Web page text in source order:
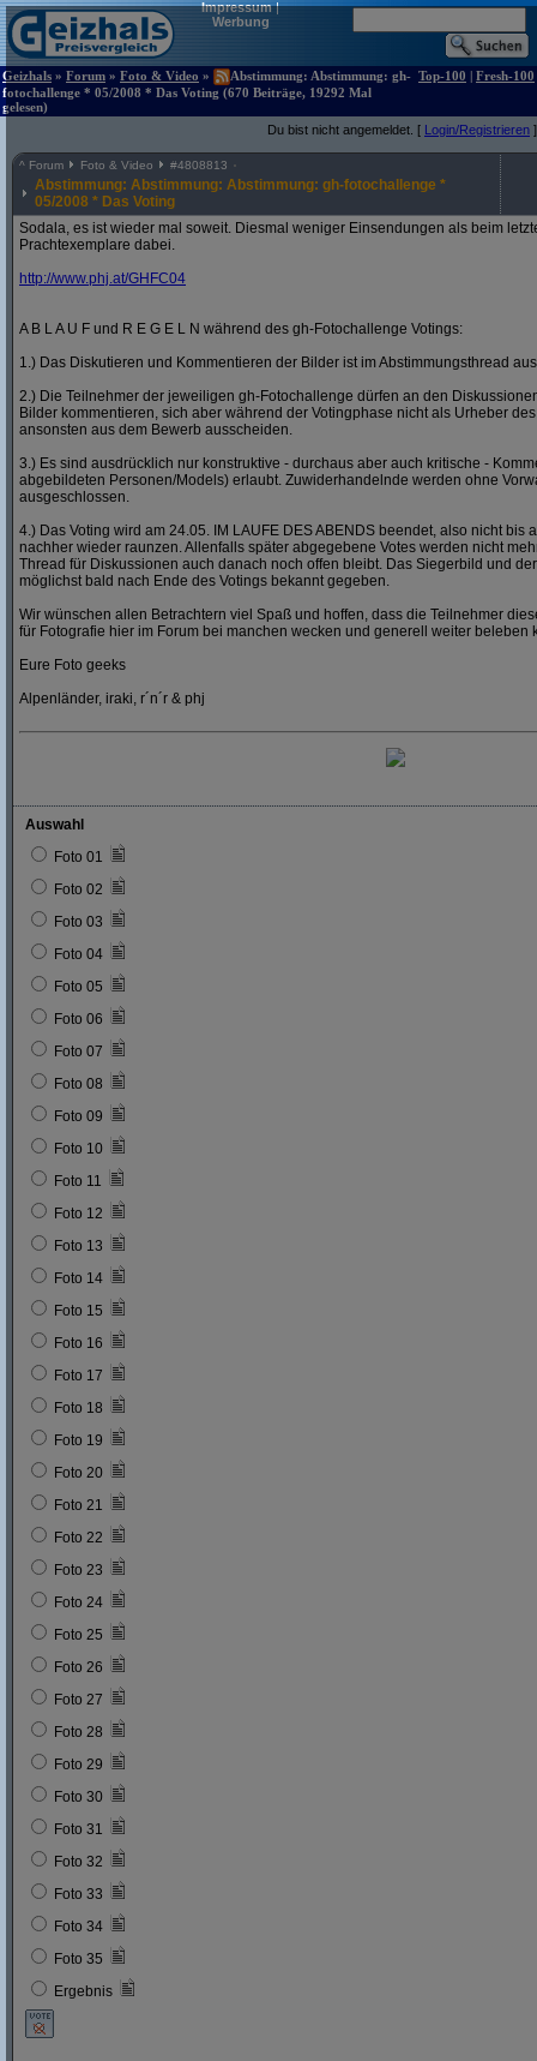
Impressum|
Werbung
Geizhals » Forum » Foto & Video »
Abstimmung: Abstimmung: gh-
fotochallenge * 05/2008 * Das Voting (670 Beiträge, 19292 Mal
gelesen)
Top-100 | Fresh-100
Du bist nicht angemeldet. [ Login/Registrieren ]
^ Forum Foto & Video #4808813
Abstimmung: Abstimmung: Abstimmung: gh-fotochallenge *
05/2008 * Das Voting
Sodala, es ist wieder mal soweit. Diesmal weniger Einsendungen als beim
Prachtexemplare dabei.
http://www.phj.at/GHFC04
A B L A U F und R E G E L N während des gh-Fotochallenge Votings:
1.) Das Diskutieren und Kommentieren der Bilder ist im Abstimmungsthread
2.) Die Teilnehmer der jeweiligen gh-Fotochallenge dürfen an den
Bilder kommentieren, sich aber während der Votingphase nicht als Urheber
ansonsten aus dem Bewerb ausscheiden.
3.) Es sind ausdrücklich nur konstruktive - durchaus aber auch kritische -
abgebildeten Personen/Models) erlaubt. Zuwiderhandelnde werden ohne
ausgeschlossen.
4.) Das Voting wird am 24.05. IM LAUFE DES ABENDS beendet, also nicht bis
nachher wieder raunzen. Allenfalls später abgegebene Votes werden nicht
Thread für Diskussionen auch danach noch offen bleibt. Das Siegerbild und
möglichst bald nach Ende des Votings bekannt gegeben.
Wir wünschen allen Betrachtern viel Spaß und hoffen, dass die Teilnehmer
für Fotografie hier im Forum bei manchen wecken und generell weiter beleben
Eure Foto geeks
Alpenländer, iraki, r´n´r & phj
Auswahl
Foto 01
Foto 02
Foto 03
Foto 04
Foto 05
Foto 06
Foto 07
Foto 08
Foto 09
Foto 10
Foto 11
Foto 12
Foto 13
Foto 14
Foto 15
Foto 16
Foto 17
Foto 18
Foto 19
Foto 20
Foto 21
Foto 22
Foto 23
Foto 24
Foto 25
Foto 26
Foto 27
Foto 28
Foto 29
Foto 30
Foto 31
Foto 32
Foto 33
Foto 34
Foto 35
Ergebnis